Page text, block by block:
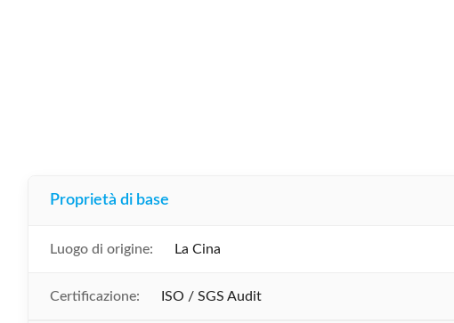
Proprietà di base
Luogo di origine: La Cina
Certificazione: ISO / SGS Audit